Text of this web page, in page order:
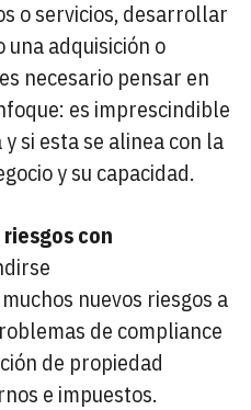
o servicios, desarrollar
una adquisición o
necesario pensar en
es imprescindible
si esta se alinea con la
y su capacidad.
con
nuevos riesgos a
de compliance
de propiedad
e impuestos.